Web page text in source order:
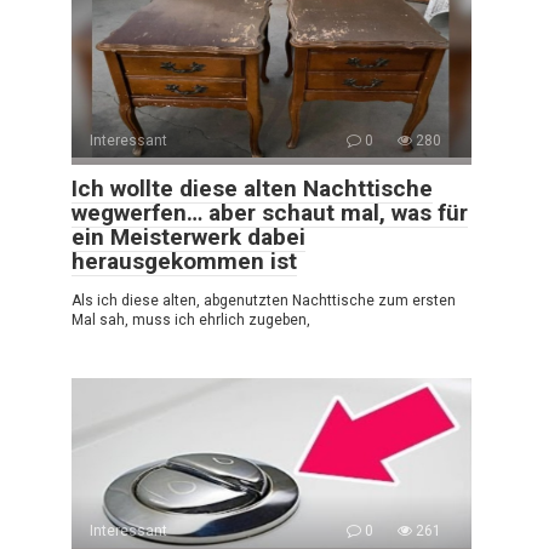
Interessant 0 280
Ich wollte diese alten Nachttische
wegwerfen… aber schaut mal, was für
ein Meisterwerk dabei
herausgekommen ist
Als ich diese alten, abgenutzten Nachttische zum ersten
Mal sah, muss ich ehrlich zugeben,
Interessant 0 261